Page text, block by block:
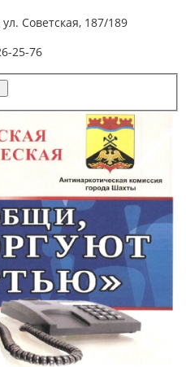
ул. Советская, 187/189
25-76